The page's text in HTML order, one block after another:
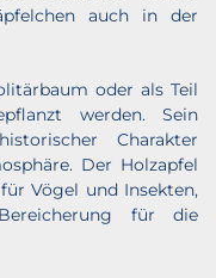
auch in der
oder als Teil
werden. Sein
Charakter
Der Holzapfel
Vögel und Insekten,
für die